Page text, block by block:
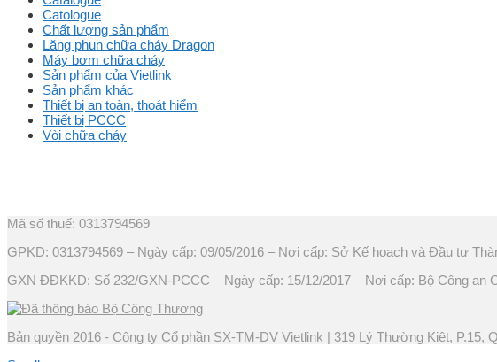
Catologue
Chất lượng sản phẩm
Lăng phun chữa cháy Dragon
Máy bơm chữa cháy
Sản phẩm của Vietlink
Sản phẩm khác
Thiết bị an toàn, thoát hiểm
Thiết bị PCCC
Vòi chữa cháy
Mã số thuế: 0313794569
GPKD: 0313794569 – Ngày cấp: 09/05/2016 – Nơi cấp: Sở Kế hoạch và Đầu tư
GXN ĐĐKKD: Số 232/GXN-PCCC – Ngày cấp: 15/12/2017 – Nơi cấp: Bộ Công an
Bản quyền 2016 - Công ty Cổ phần SX-TM-DV Vietlink | 319 Lý Thường Kiệt, P.15,